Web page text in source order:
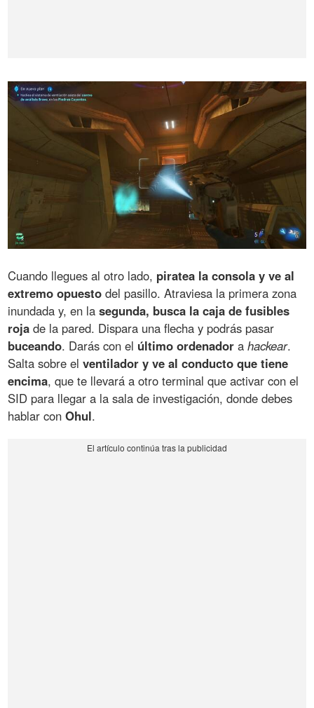
Cuando llegues al otro lado, piratea la consola y ve al
extremo opuesto del pasillo. Atraviesa la primera zona
inundada y, en lasegunda, busca la caja de fusibles
roja de la pared. Dispara una flecha y podrás pasar
buceando. Darás con el último ordenador ahackear.
Salta sobre elventilador y ve al conducto que tiene
encima, que te llevará a otro terminal que activar con el
SID para llegar a la sala de investigación, donde debes
hablar conOhul.